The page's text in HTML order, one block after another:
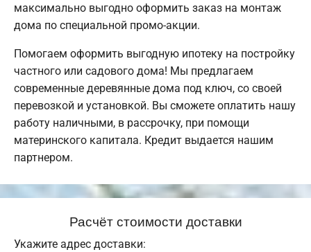
максимально выгодно оформить заказ на монтаж
дома по специальной промо-акции.
Помогаем оформить выгодную ипотеку на постройку
частного или садового дома! Мы предлагаем
современные деревянные дома под ключ, со своей
перевозкой и установкой. Вы сможете оплатить нашу
работу наличными, в рассрочку, при помощи
материнского капитала. Кредит выдается нашим
партнером.
Расчёт стоимости доставки
Укажите адрес доставки: